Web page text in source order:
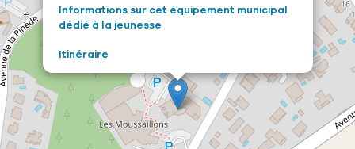
Informations sur cet équipement municipal
dédié à la jeunesse
Itinéraire